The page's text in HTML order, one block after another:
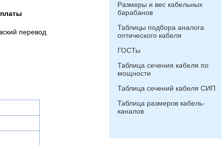
перевод
Размеры и вес кабельных
барабанов
Таблицы подбора аналога
оптического кабеля
ГОСТы
Таблица сечения кабеля по
мощности
Таблица сечений кабеля СИП
Таблица размеров кабель-
каналов